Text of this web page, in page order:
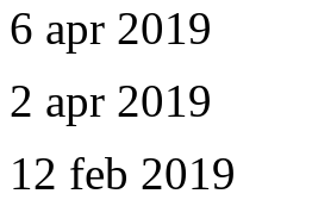
6 apr 2019
2 apr 2019
12 feb 2019